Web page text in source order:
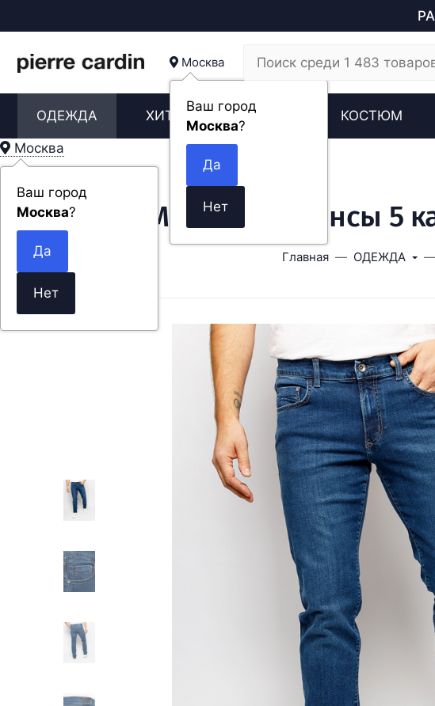
Москва
Ваш город
Москва?
ОДЕЖДА ХИТЫ НОВИНКИ КОСТЮМ
Москва
Ваш город
Москва? Мужские джинсы 5
Главная ОДЕЖДА